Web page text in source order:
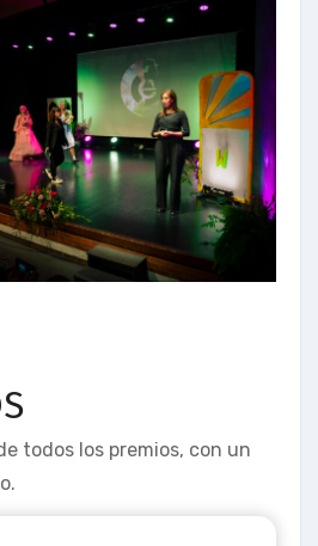
todos los premios, con un